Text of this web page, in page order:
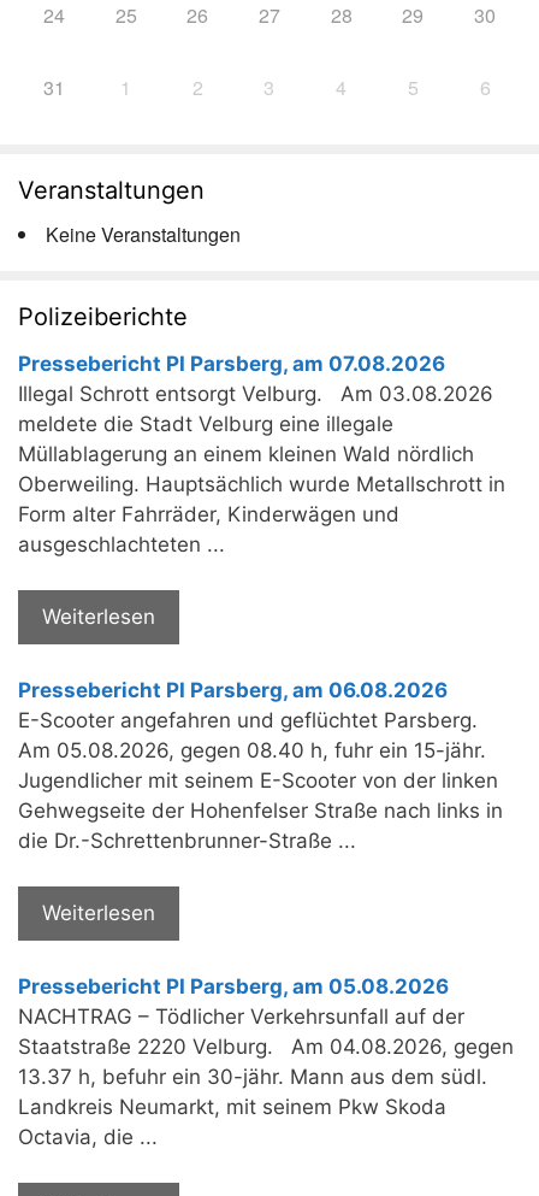
24 25 26 27 28 29 30
31 1 2 3 4 5 6
Veranstaltungen
Keine Veranstaltungen
Polizeiberichte
Pressebericht PI Parsberg, am 07.08.2026
Illegal Schrott entsorgt Velburg. Am 03.08.2026
meldete die Stadt Velburg eine illegale
Müllablagerung an einem kleinen Wald nördlich
Oberweiling. Hauptsächlich wurde Metallschrott in
Form alter Fahrräder, Kinderwägen und
ausgeschlachteten ...
Weiterlesen
Pressebericht PI Parsberg, am 06.08.2026
E-Scooter angefahren und geflüchtet Parsberg.
Am 05.08.2026, gegen 08.40 h, fuhr ein 15-jähr.
Jugendlicher mit seinem E-Scooter von der linken
Gehwegseite der Hohenfelser Straße nach links in
die Dr.-Schrettenbrunner-Straße ...
Weiterlesen
Pressebericht PI Parsberg, am 05.08.2026
NACHTRAG – Tödlicher Verkehrsunfall auf der
Staatstraße 2220 Velburg. Am 04.08.2026, gegen
13.37 h, befuhr ein 30-jähr. Mann aus dem südl.
Landkreis Neumarkt, mit seinem Pkw Skoda
Octavia, die ...